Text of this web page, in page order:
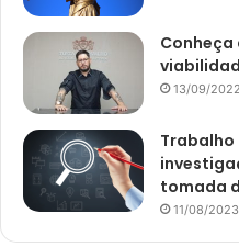
13/09/2022
tomada
11/08/2023